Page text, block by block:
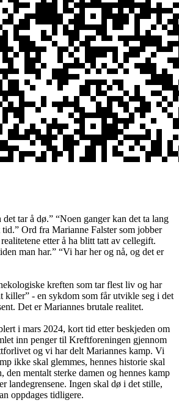
tar å dø.” “Noen ganger kan det ta lang
Ord fra Marianne Falster som jobber
etter å ha blitt tatt av cellegift.
man har.” “Vi har her og nå, og det er
kreften som tar flest liv og har
killer” - en sykdom som får utvikle seg i det
Det er Mariannes brutale realitet.
i mars 2024, kort tid etter beskjeden om
inn penger til Kreftforeningen gjennom
og vi har delt Mariannes kamp. Vi
ikke skal glemmes, hennes historie skal
den mentalt sterke damen og hennes kamp
landegrensene. Ingen skal dø i det stille,
oppdages tidligere.